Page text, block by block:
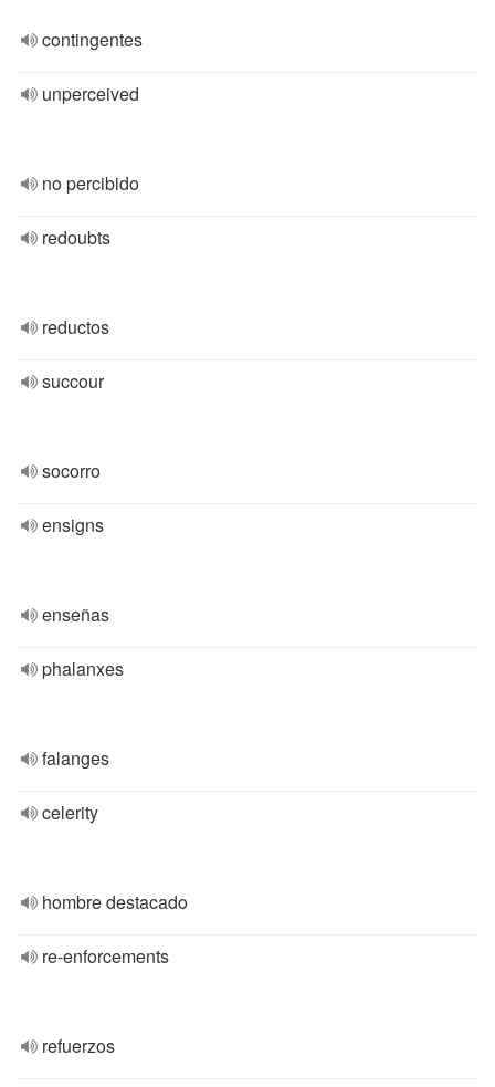
contingentes
unperceived
no percibido
redoubts
reductos
succour
socorro
ensigns
enseñas
phalanxes
falanges
celerity
hombre destacado
re-enforcements
refuerzos